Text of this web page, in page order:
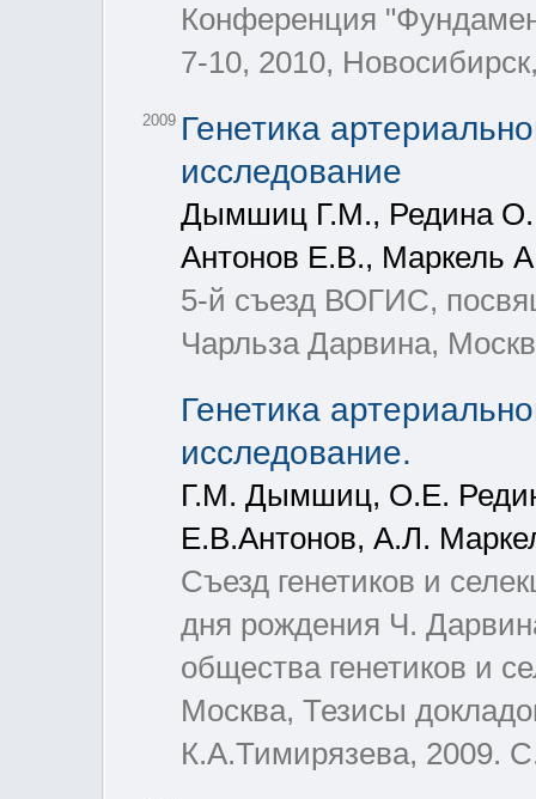
Конференция
7-10, 2010,
2009 Генетика
исследование
Дымшиц Г.М., Редина
Антонов Е.В., Маркель
5-й съезд ВОГИС,
Чарльза Дарвина,
Генетика
исследование.
Г.М. Дымшиц, О.Е.
Е.В.Антонов, А.Л.
Съезд генетиков и
дня рождения Ч.
общества генетиков и
Москва, Тезисы
К.А.Тимирязева, 2009.